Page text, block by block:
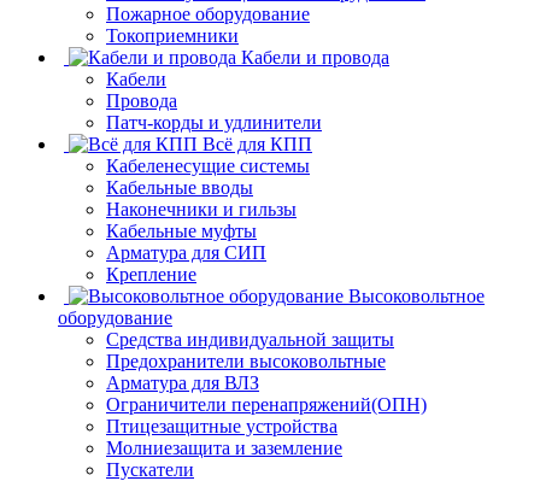
Пожарное оборудование
Токоприемники
Кабели и провода
Кабели
Провода
Патч-корды и удлинители
Всё для КПП
Кабеленесущие системы
Кабельные вводы
Наконечники и гильзы
Кабельные муфты
Арматура для СИП
Крепление
Высоковольтное
оборудование
Средства индивидуальной защиты
Предохранители высоковольтные
Арматура для ВЛЗ
Ограничители перенапряжений(ОПН)
Птицезащитные устройства
Молниезащита и заземление
Пускатели